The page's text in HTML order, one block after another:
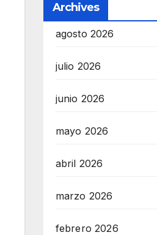
Archives
agosto 2026
julio 2026
junio 2026
mayo 2026
abril 2026
marzo 2026
febrero 2026